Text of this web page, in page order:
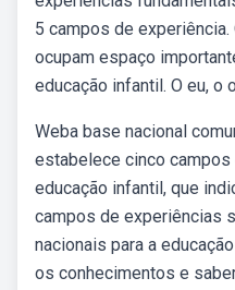
5 campos de
ocupam espaço
educação infantil. O eu, o
Weba base nacional
estabelece cinco campos
educação infantil, que
campos de experiências
nacionais para a
os conhecimentos e